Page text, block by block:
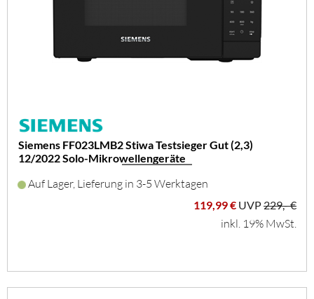
Siemens FF023LMB2 Stiwa Testsieger Gut (2,3)
12/2022 Solo-Mikrowellengeräte
Auf Lager, Lieferung in 3-5 Werktagen
119,99 € UVP229,- €
inkl. 19% MwSt.